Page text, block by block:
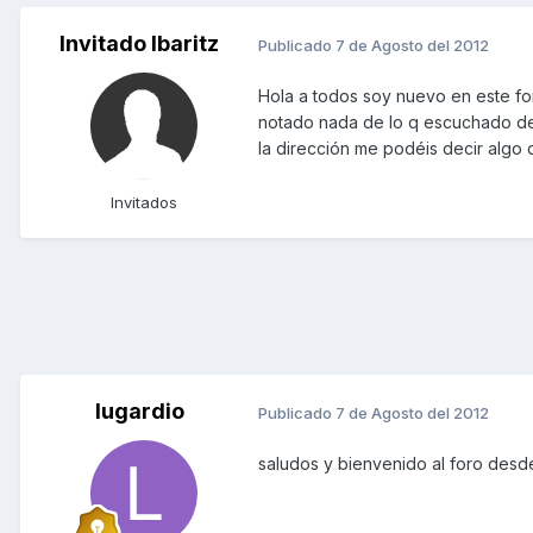
Invitado Ibaritz
Invitados
Publicado 7 de Agosto del 2012
Hola a todos soy nuevo en este
notado nada de lo q escuchado
la dirección me podéis decir algo
lugardio Publicado 7 de Agosto del 2012
saludos y bienvenido al foro